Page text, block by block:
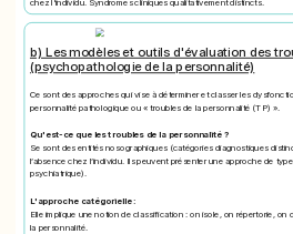
chez l'individu. Syndromes cliniques qualitativement distincts.
b) Les modèles et outils d'évaluation des
(psychopathologie de la personnalité)
Ce sont des approches qui vise à déterminer et classer les
personnalité pathologique ou « troubles de la personnalité (TP) ».
Qu'est-ce que les troubles de la personnalité ?
Se sont des entités nosographiques (catégories diagnostiques
l’absence chez l’individu. Ils peuvent présenter une approche de
psychiatrique).
L'approche catégorielle :
Elle implique une notion de classification : on isole, on répertorie,
la personnalité.